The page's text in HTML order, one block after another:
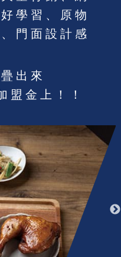
學習、原物
門面設計感
出來
金上！！